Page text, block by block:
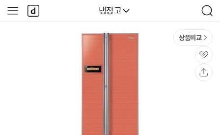
다나와
냉장고
검
색
사
이
다
나
와
상품비교
관
심